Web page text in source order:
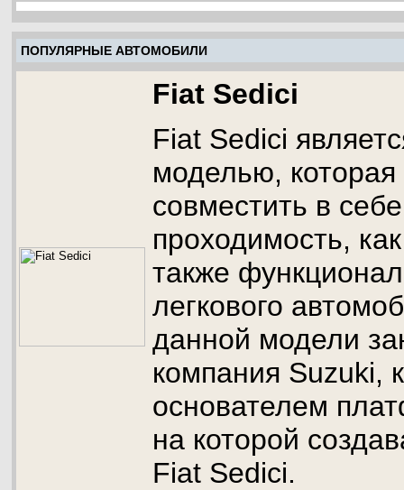
ПОПУЛЯРНЫЕ АВТОМОБИЛИ
Fiat Sedici
Fiat Sedici
моделью, которая
совместить в
проходимость,
также
легкового
данной модели
компания Suzuki,
основателем
на которой
Fiat Sedici.